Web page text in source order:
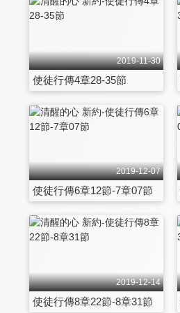
2019-11-30
使徒行傳4章28-35節
2019-12-07
使徒行傳6章12節-7章07節
2019-12-14
使徒行傳8章22節-8章31節